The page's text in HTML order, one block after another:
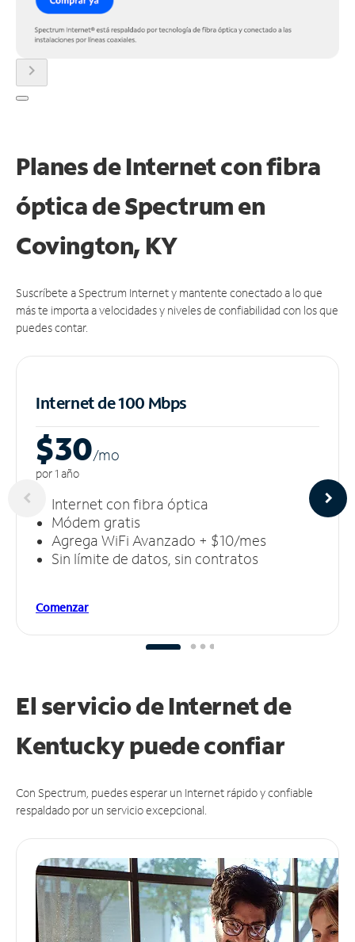
chevron_right
Planes de Internet con fibra
óptica de Spectrum en
Covington, KY
Suscríbete a Spectrum Internet y mantente conectado a lo que
más te importa a velocidades y niveles de confiabilidad con los que
puedes contar.
Internet de 100 Mbps
$30/mo
por 1 año
Internet con fibra óptica
Módem gratis
Agrega WiFi Avanzado + $10/mes
Sin límite de datos, sin contratos
Comenzar
El servicio de Internet de
Kentucky puedeconfiar
Con Spectrum, puedes esperar un Internet rápido y confiable
respaldado por un servicio excepcional.